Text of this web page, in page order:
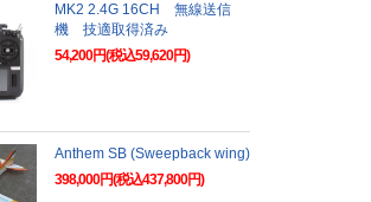
MK2 2.4G 16CH 無線送信
機 技適取得済み
54,200円(税込59,620円)
Anthem SB (Sweepback wing)
398,000円(税込437,800円)